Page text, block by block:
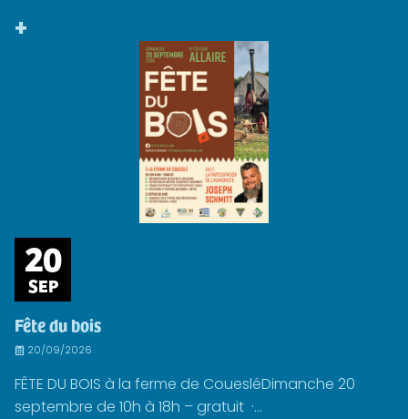
+
20
SEP
Fête du bois
20/09/2026
FÊTE DU BOIS à la ferme de CouesléDimanche 20
septembre de 10h à 18h – gratuit ·...